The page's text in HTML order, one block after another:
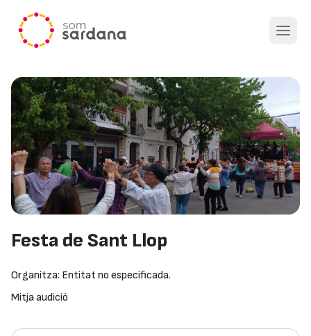
Open
Festa de Sant Llop
Organitza: Entitat no especificada.
Mitja audició